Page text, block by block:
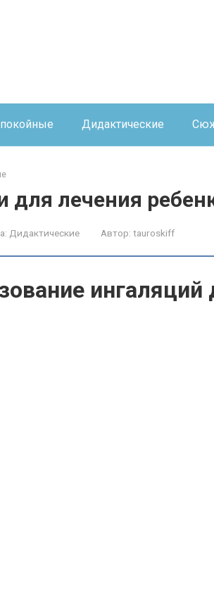
Дидактические
для лечения
Дидактические Автор: tauroskiff
ингаляций